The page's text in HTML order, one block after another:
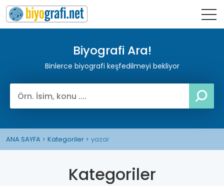
Biyografi Ara!
Binlerce biyografi keşfedilmeyi bekliyor
ANA SAYFA Kategoriler yazar
Kategoriler